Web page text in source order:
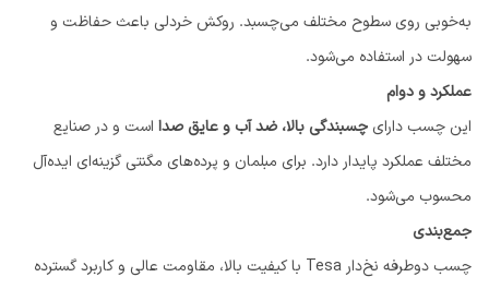
به‌خوبی روی سطوح مختلف می‌چسبد. روکش خردلی باعث حفاظت و
سهولت در استفاده می‌شود.
عملکرد و دوام
این چسب دارای چسبندگی بالا، ضد آب و عایق صدا است و در صنایع
مختلف عملکرد پایدار دارد. برای مبلمان و پرده‌های مگنتی گزینه‌ای ایده‌آل
محسوب می‌شود.
جمع‌بندی
چسب دوطرفه نخ‌دار Tesa با کیفیت بالا، مقاومت عالی و کاربرد گسترده